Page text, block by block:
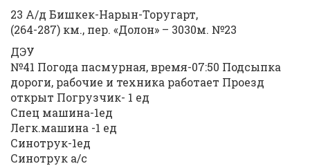
23 А/д Бишкек-Нарын-Торугарт,
(264-287) км., пер. «Долон» – 3030м. №23
ДЭУ
№41 Погода пасмурная, время-07:50 Подсыпка
дороги, рабочие и техника работает Проезд
открыт Погрузчик- 1 ед
Спец машина-1ед
Легк.машина -1 ед
Синотрук-1ед
Синотрук а/с